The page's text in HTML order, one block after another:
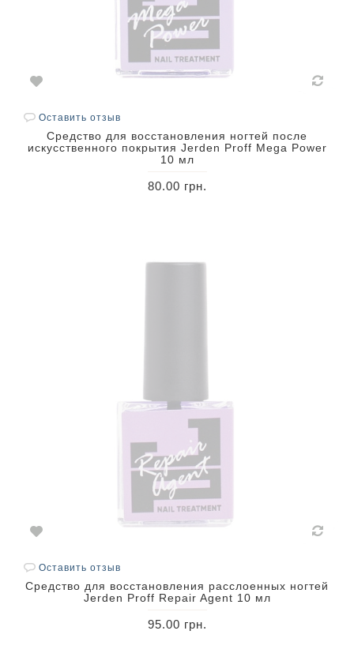
Оставить отзыв
Средство для восстановления ногтей после
искусственного покрытия Jerden Proff Mega Power
10 мл
80.00 грн.
Оставить отзыв
Средство для восстановления расслоенных ногтей
Jerden Proff Repair Agent 10 мл
95.00 грн.